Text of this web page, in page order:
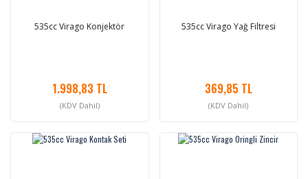
535cc Virago Konjektör
1.998,83 TL
(KDV Dahil)
535cc Virago Yağ Filtresi
369,85 TL
(KDV Dahil)